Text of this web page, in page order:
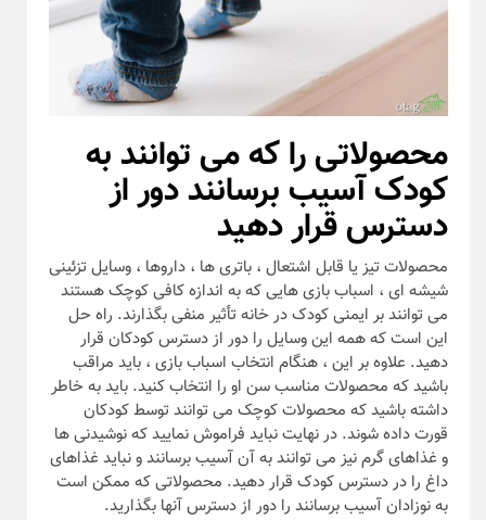
محصولاتی را که می توانند به
کودک آسیب برسانند دور از
دسترس قرار دهید
محصولات تیز یا قابل اشتعال ، باتری ‌ها ، داروها ، وسایل تزئینی
شیشه ‌ای ، اسباب ‌بازی ‌هایی که به اندازه کافی کوچک هستند
می ‌توانند بر ایمنی کودک در خانه تأثیر منفی بگذارند. راه حل
این است که همه این وسایل را دور از دسترس کودکان قرار
دهید. علاوه بر این ، هنگام انتخاب اسباب بازی ، باید مراقب
باشید که محصولات مناسب سن او را انتخاب کنید. باید به خاطر
داشته باشید که محصولات کوچک می توانند توسط کودکان
قورت داده شوند. در نهایت نباید فراموش نمایید که نوشیدنی ها
و غذاهای گرم نیز می توانند به آن آسیب برسانند و نباید غذاهای
داغ را در دسترس کودک قرار دهید. محصولاتی که ممکن است
به نوزادان آسیب برسانند را دور از دسترس آنها بگذارید.